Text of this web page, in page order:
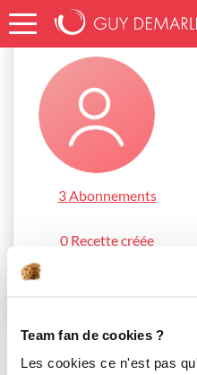
Team fan de cookies ?
Les cookies ce n'est pas
Accueil jacquelinet_9c66
3 Abonnements
0 Recette créée